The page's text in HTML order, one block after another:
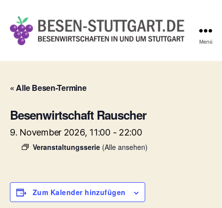
Stuttgart.de
Menü
« Alle Besen-Termine
Besenwirtschaft Rauscher
9. November 2026, 11:00 - 22:00
Veranstaltungsserie (Alle ansehen)
Zum Kalender hinzufügen